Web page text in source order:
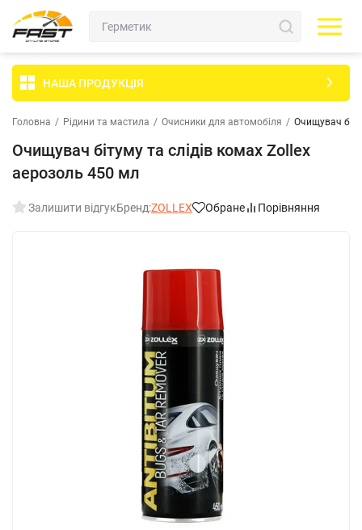
НАША ПРОДУКЦІЯ
Головна / Рідини та мастила / Очисники для автомобіля / Очищувач
Очищувач бітуму та слідів комах Zollex
аерозоль 450 мл
Залишити відгукБренд:ZOLLEX Обране Порівняння